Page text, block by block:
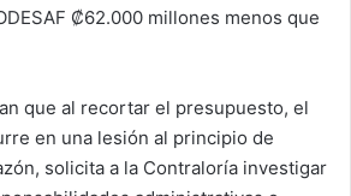
₡62.000 millones menos que
que al recortar el presupuesto, el
en una lesión al principio de
solicita a la Contraloría investigar